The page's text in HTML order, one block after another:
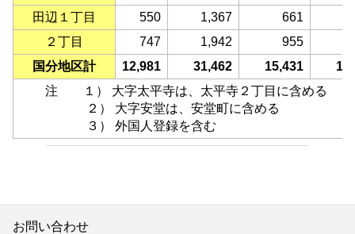
田辺１丁目
550 1,367 661
２丁目
747 1,942 955
国分地区計
12,981 31,462 15,431
注 １） 大字太平寺は、太平寺２丁目に含める
２） 大字安堂は、安堂町に含める
３） 外国人登録を含む
お問い合わせ